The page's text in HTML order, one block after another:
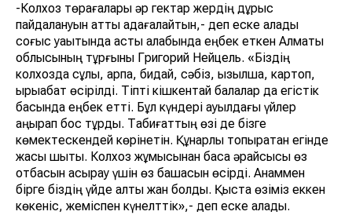
-Колхоз төрағалары әр гектар жердің дұрыс
пайдалануын қатты қадағалайтын,- деп еске алады
соғыс уақытында астық алқабында еңбек еткен Алматы
облысының тұрғыны Григорий Нейцель. «Біздің
колхозда сұлы, арпа, бидай, сәбіз, қызылша, картоп,
қырыққабат өсірілді. Тіпті кішкентай балалар да егістік
басында еңбек етті. Бұл күндері ауылдағы үйлер
қаңырап бос тұрды. Табиғаттың өзі де бізге
көмектескендей көрінетін. Құнарлы топырақтан егінде
жақсы шықты. Колхоз жұмысынан басқа әрқайсысы өз
отбасын асырау үшін өз бақшасын өсірді. Анаммен
бірге біздің үйде алты жан болдық. Қыста өзіміз еккен
көкеніс, жеміспен күнелттік»,- деп еске алады.